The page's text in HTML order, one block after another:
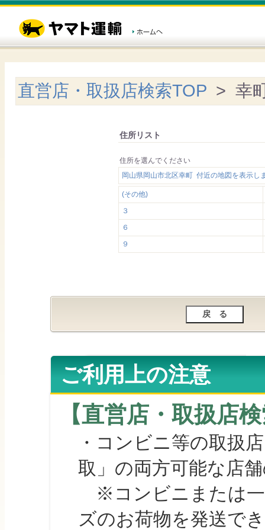
直営店・取扱店検索TOP > 幸
住所リスト
住所を選んでください
岡山県岡山市北区幸町 付近の地図を表示し
(その他)
３
６
９
ご利用上の注意
【直営店・取扱店
・コンビニ等の取扱
取」の両方可能な店
※コンビニまたは一
ズのお荷物を発送で